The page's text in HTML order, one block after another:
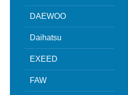
DAEWOO
Daihatsu
EXEED
FAW